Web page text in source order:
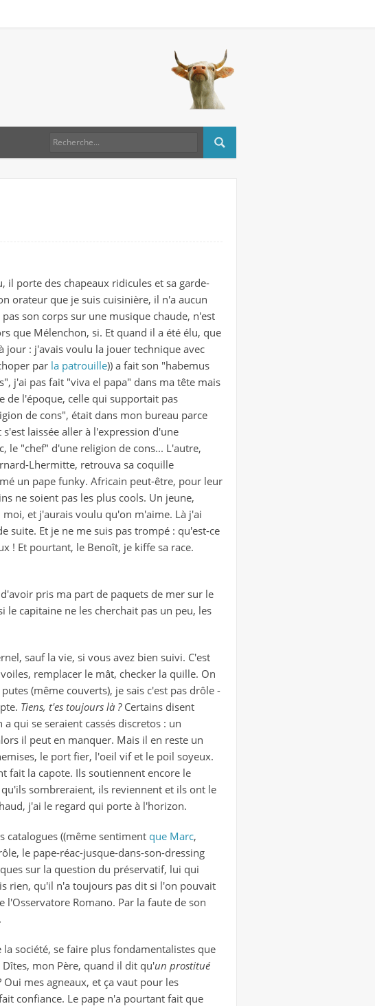
il porte des chapeaux ridicules et sa garde-
orateur que je suis cuisinière, il n'a aucun
son corps sur une musique chaude, n'est
que Mélenchon, si. Et quand il a été élu, que
jour : j'avais voulu la jouer technique avec
par la patrouille)) a fait son "habemus
j'ai pas fait "viva el papa" dans ma tête mais
de l'époque, celle qui supportait pas
de cons", était dans mon bureau parce
laissée aller à l'expression d'une
le "chef" d'une religion de cons... L'autre,
Lhermitte, retrouva sa coquille
un pape funky. Africain peut-être, pour leur
ne soient pas les plus cools. Un jeune,
et j'aurais voulu qu'on m'aime. Là j'ai
suite. Et je ne me suis pas trompé : qu'est-ce
! Et pourtant, le Benoît, je kiffe sa race.
pris ma part de paquets de mer sur le
capitaine ne les cherchait pas un peu, les
sauf la vie, si vous avez bien suivi. C'est
remplacer le mât, checker la quille. On
(même couverts), je sais c'est pas drôle -
Tiens, t'es toujours là ?Certains disent
qui se seraient cassés discretos : un
il peut en manquer. Mais il en reste un
le port fier, l'oeil vif et le poil soyeux.
fait la capote. Ils soutiennent encore le
sombreraient, ils reviennent et ils ont le
j'ai le regard qui porte à l'horizon.
catalogues ((même sentiment que Marc,
le pape-réac-jusque-dans-son-dressing
sur la question du préservatif, lui qui
rien, qu'il n'a toujours pas dit si l'on pouvait
l'Osservatore Romano. Par la faute de son
.
société, se faire plus fondamentalistes que
mon Père, quand il dit qu'un prostitué
Oui mes agneaux, et ça vaut pour les
confiance. Le pape n'a pourtant fait que